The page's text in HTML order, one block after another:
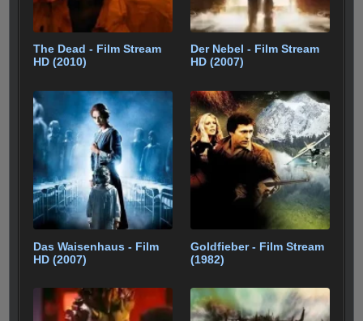
The Dead - Film Stream
HD (2010)
Der Nebel - Film Stream
HD (2007)
Das Waisenhaus - Film
HD (2007)
Goldfieber - Film Stream
(1982)